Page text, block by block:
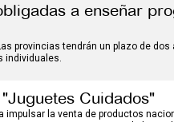
a enseñar
provincias tendrán un plazo de dos
individuales.
Cuidados"
impulsar la venta de productos